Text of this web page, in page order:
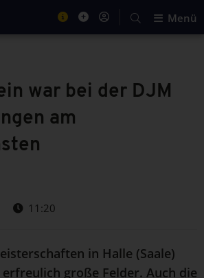
Menü
war bei der DJM
am
11:20
in Halle (Saale)
große Felder. Auch die